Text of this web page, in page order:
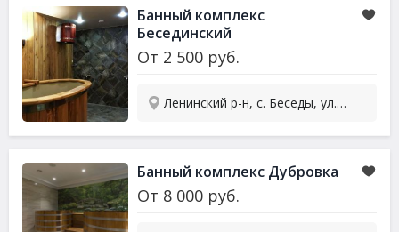
Банный комплекс
Бесединский
От 2 500 руб.
Ленинский р-н, с. Беседы, ул. Народная, 13
Банный комплекс Дубровка
От 8 000 руб.